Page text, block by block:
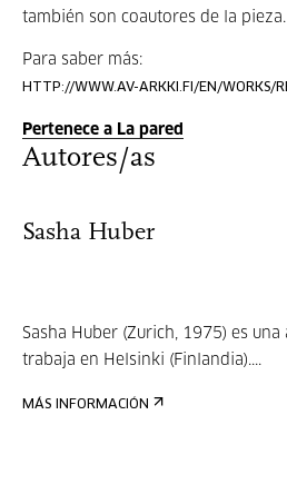
también son coautores de la pieza.
Para saber más:
HTTP://WWW.AV-ARKKI.FI/EN/WORKS/
Pertenece a La pared
Autores/as
Sasha Huber
Sasha Huber (Zurich, 1975) es
trabaja en Helsinki (Finlandia)....
MÁS INFORMACIÓN